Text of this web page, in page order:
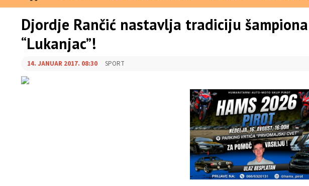
Djordje Rančić nastavlja tradiciju
“Lukanjac”!
14. JANUAR 2017. 08:30 SPORT